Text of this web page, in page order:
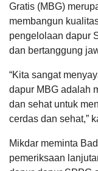
Gratis (MBG)
membangun
pengelolaan dapur
dan bertanggung
“Kita sangat
dapur MBG adalah
dan sehat untuk
cerdas dan sehat,”
Mikdar meminta
pemeriksaan